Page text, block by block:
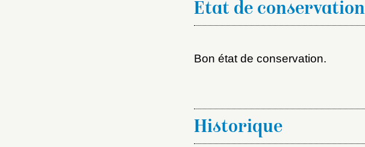
État de conservation
Bon état de conservation.
Historique
Valider
Mot de passe